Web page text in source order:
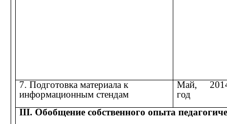
7. Подготовка материала к
информационным стендам
Май,
год
III. Обобщение собственного опыта